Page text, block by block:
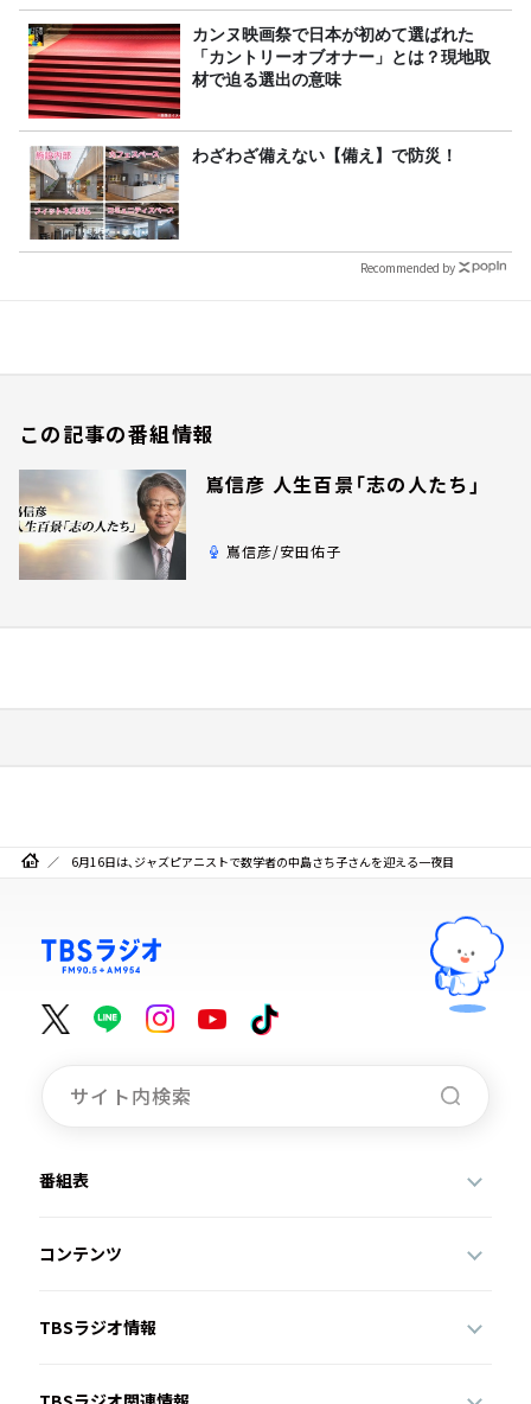
カンヌ映画祭で日本が初めて選ばれた
「カントリーオブオナー」とは？現地取
材で迫る選出の意味
わざわざ備えない【備え】で防災！
Recommended by
この記事の番組情報
嶌信彦 人生百景「志の人たち」
嶌信彦/安田佑子
6月16日は、ジャズピアニストで数学者の中島さち子さんを迎える一夜目
番組表
コンテンツ
TBSラジオ情報